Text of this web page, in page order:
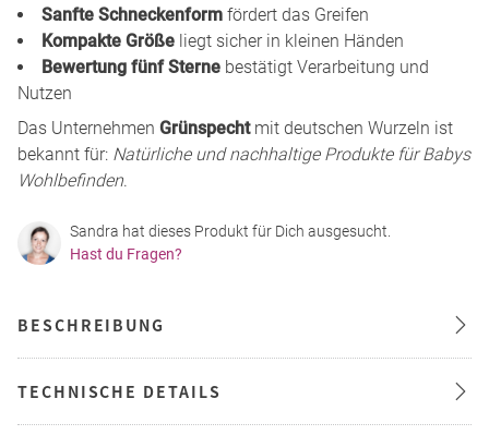
Sanfte Schneckenform fördert das Greifen
Kompakte Größe liegt sicher in kleinen Händen
Bewertung fünf Sterne bestätigt Verarbeitung und
Nutzen
Das Unternehmen Grünspechtmit deutschen Wurzeln ist
bekannt für: Natürliche und nachhaltige Produkte für Babys
Wohlbefinden.
Sandra hat dieses Produkt für Dich ausgesucht.
Hast du Fragen?
BESCHREIBUNG
TECHNISCHE DETAILS